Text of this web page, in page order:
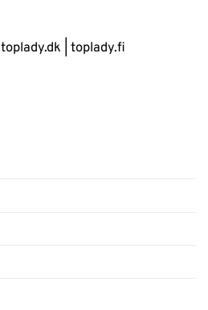
toplady.dk toplady.fi